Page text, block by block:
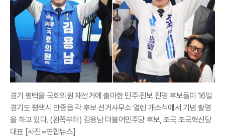
경기 평택을 국회의원 재선거에 출마한 민주·진보 진영 후보들이 16일
경기도 평택시 안중읍 각 후보 선거사무소 열린 개소식에서 기념 촬영
을 하고 있다. (왼쪽부터) 김용남 더불어민주당 후보, 조국 조국혁신당
대표 [사진=연합뉴스]